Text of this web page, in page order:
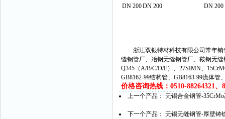
DN 200DN 200 DN 200
浙江双银特材科技有限公司常年销
缝钢管厂、冶钢无缝钢管厂、鞍钢无
Q345（A/B/C/D/E）、27SIMN、
GB8162-99结构管、GB8163-99流体
价格咨询热线：0510-88264321、
上一个产品： 无锡合金钢管-
下一个产品： 无锡无缝钢管-厚壁铸